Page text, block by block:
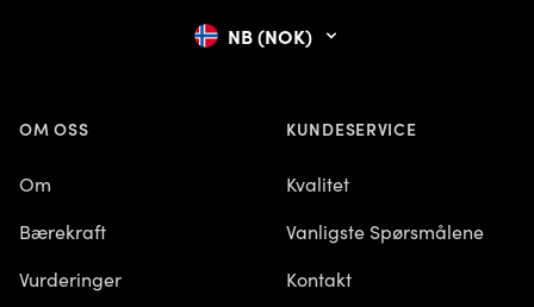
NB (NOK)
OM OSS
Om
Bærekraft
Vurderinger
KUNDESERVICE
Kvalitet
Vanligste Spørsmålene
Kontakt